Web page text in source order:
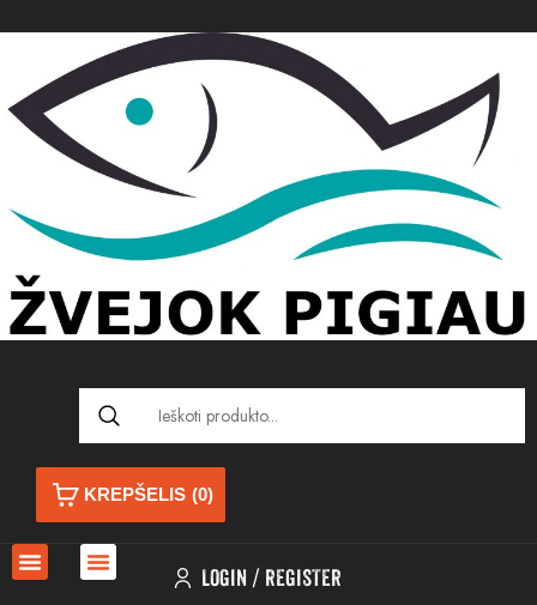
KREPŠELIS (0)
LOGIN REGISTER